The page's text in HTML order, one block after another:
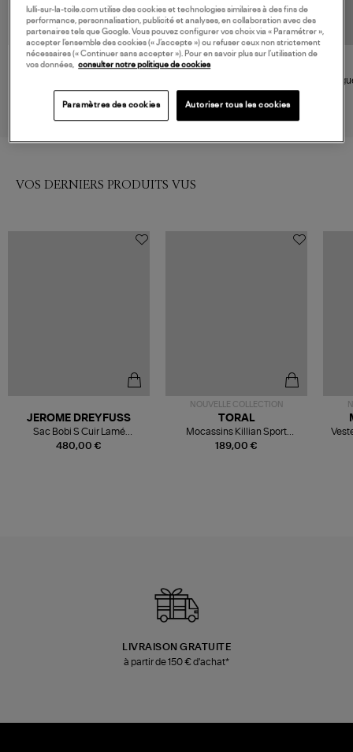
210,00 €
ALT SERGE THORAVAL
VOS DERNIERS PRODUITS VUS
480,00 €
JEROME DREYFUSS
Sac Bobi S Cuir Lamé
Champagne
NOUVELLE COLLECTION
189,00 €
TORAL
Mocassins Killian Sport
Mousse
LIVRAISON GRATUITE
à partir de 150 € d'achat*
lulli-sur-la-toile.com utilise des cookies et technologies similaires à des fins de
performance, personnalisation, publicité et analyses, en collaboration avec des
partenaires tels que Google. Vous pouvez configurer vos choix via « Paramétrer »,
accepter l’ensemble des cookies (« J’accepte ») ou refuser ceux non strictement
nécessaires (« Continuer sans accepter »). Pour en savoir plus sur l’utilisation de
vos données, consulter notre politique de cookies
Paramètres des cookies Autoriser tous les cookies